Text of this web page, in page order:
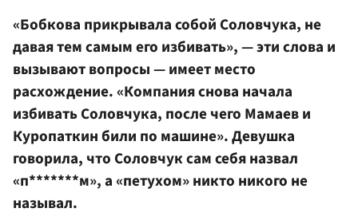
«Бобкова прикрывала собой Соловчука, не
давая тем самым его избивать», — эти слова и
вызывают вопросы — имеет место
расхождение. «Компания снова начала
избивать Соловчука, после чего Мамаев и
Куропаткин били по машине». Девушка
говорила, что Соловчук сам себя назвал
«п*******м», а «петухом» никто никого не
называл.